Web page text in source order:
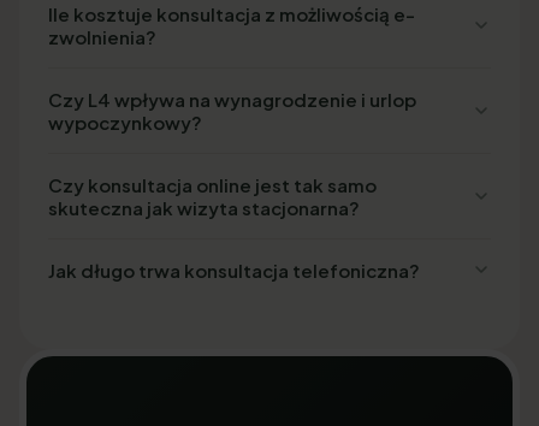
Ile kosztuje konsultacja z możliwością e-
zwolnienia?
Czy L4 wpływa na wynagrodzenie i urlop
wypoczynkowy?
Czy konsultacja online jest tak samo
skuteczna jak wizyta stacjonarna?
Jak długo trwa konsultacja telefoniczna?